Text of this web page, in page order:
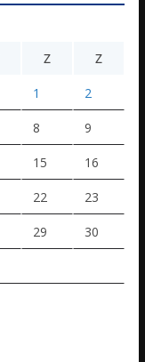
Z Z
1 2
8 9
15 16
22 23
29 30